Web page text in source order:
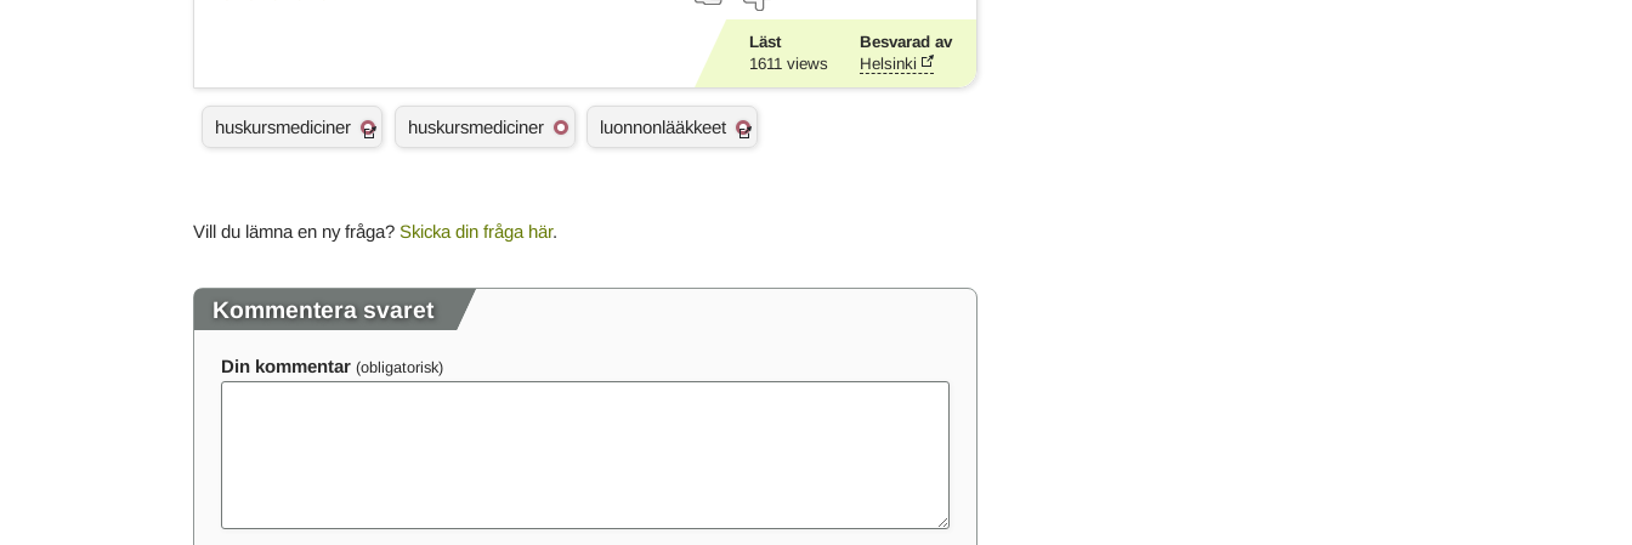
Läst
1611 views
Besvarad av
Helsinki
Ä
m
o
huskursmediciner huskursmediciner luonnonlääkkeet
Vill du lämna en ny fråga? Skicka din fråga här.
Kommentera svaret
Din kommentar